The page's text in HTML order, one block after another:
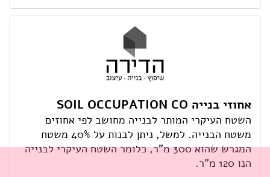
אחוזי בנייה SOIL OCCUPATION CO
השטח העיקרי המותר לבנייה מחושב לפי אחוזים
משטח הבנייה. למשל, ניתן לבנות על 40% משטח
המגרש שהוא 300 מ"ר, כלומר השטח העיקרי לבנייה
הנו 120 מ"ר.